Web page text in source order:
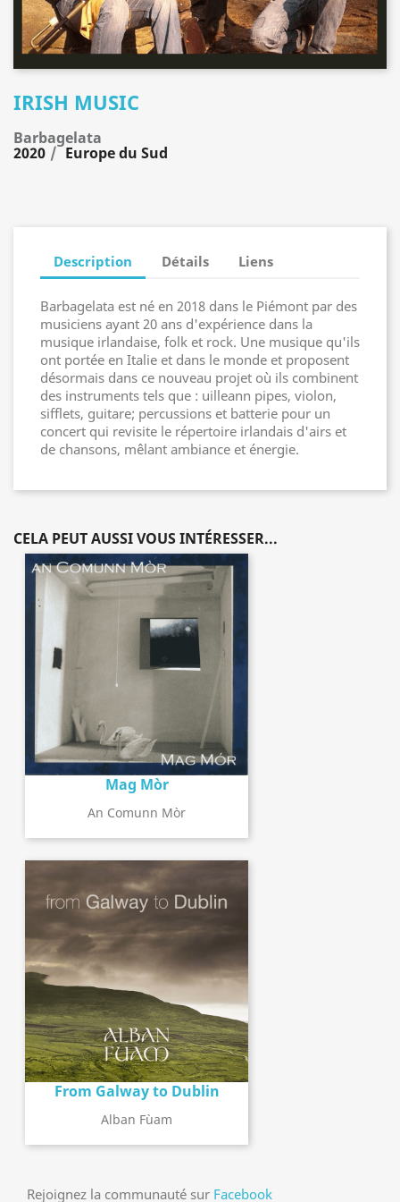
IRISH MUSIC
Barbagelata
2020 Europe du Sud
Description Détails Liens
Barbagelata est né en 2018 dans le Piémont par des
musiciens ayant 20 ans d'expérience dans la
musique irlandaise, folk et rock. Une musique qu'ils
ont portée en Italie et dans le monde et proposent
désormais dans ce nouveau projet où ils combinent
des instruments tels que : uilleann pipes, violon,
sifflets, guitare; percussions et batterie pour un
concert qui revisite le répertoire irlandais d'airs et
de chansons, mêlant ambiance et énergie.
CELA PEUT AUSSI VOUS INTÉRESSER...
Mag Mòr
An Comunn Mòr
From Galway to Dublin
Alban Fùam
Rejoignez la communauté sur Facebook